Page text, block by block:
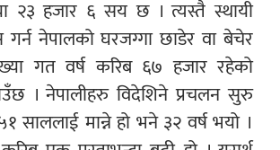
२३ हजार ६ सय छ । त्यस्तै स्थायी
नेपालको घरजग्गा छाडेर वा बेचेर
गत वर्ष करिब ६७ हजार रहेको
। नेपालीहरु विदेशिने प्रचलन सुरु
साललाई मान्ने हो भने ३२ वर्ष भयो ।